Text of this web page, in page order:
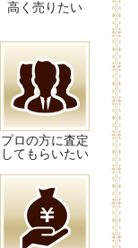
高く売りたい
プロの方に査定
してもらいたい